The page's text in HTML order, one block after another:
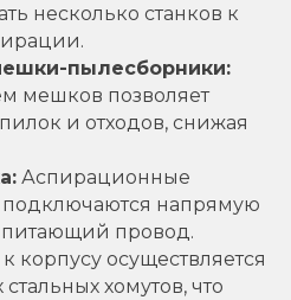
несколько станков к
пылесборники:
мешков позволяет
и отходов, снижая
Аспирационные
напрямую
питающий провод.
осуществляется
хомутов, что